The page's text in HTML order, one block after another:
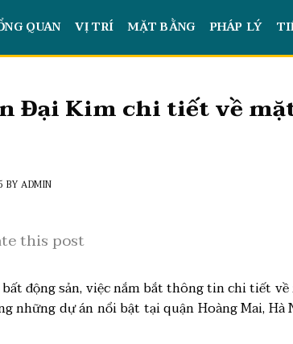
QUAN VỊ TRÍ MẶT BẰNG PHÁP LÝ
Đại Kim chi tiết về
BY ADMIN
this post
động sản, việc nắm bắt thông tin chi tiết
những dự án nổi bật tại quận Hoàng Mai,